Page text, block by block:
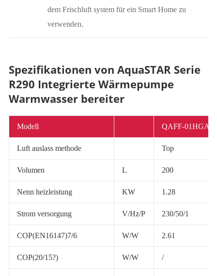
dem Frischluft system für ein Smart Home zu
verwenden.
Spezifikationen von AquaSTAR Serie
R290 Integrierte Wärmepumpe
Warmwasser bereiter
Modell QAFF-
Luft auslass methode Top
Volumen L 200
Nenn heizleistung KW 1.28
Strom versorgung V/Hz/P 230/50/1
COP(EN16147)7/6 W/W 2.61
COP(20/15?) W/W /